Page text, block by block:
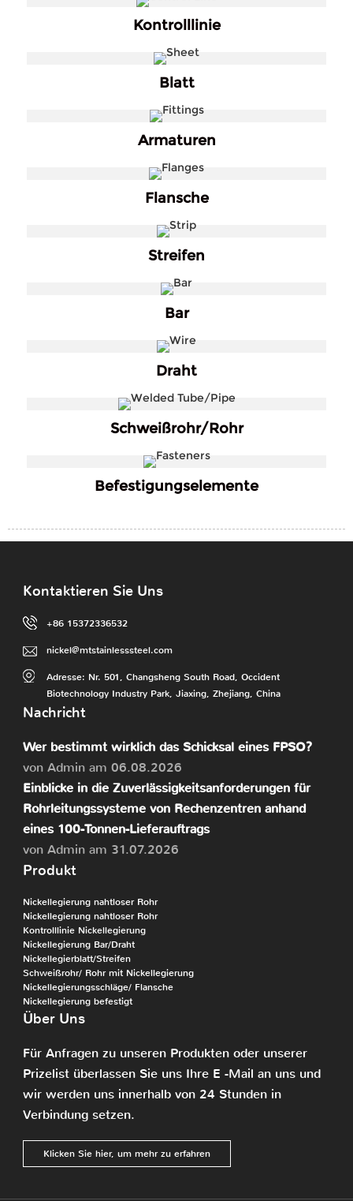
Kontrolllinie
Blatt
Armaturen
Flansche
Streifen
Bar
Draht
Schweißrohr/Rohr
Befestigungselemente
Kontaktieren Sie Uns
+86 15372336532
nickel@mtstainlesssteel.com
Adresse: Nr. 501, Changsheng South Road, Occident
Biotechnology Industry Park, Jiaxing, Zhejiang, China
Nachricht
Wer bestimmt wirklich das Schicksal eines FPSO?
von Admin am 06.08.2026
Einblicke in die Zuverlässigkeitsanforderungen für
Rohrleitungssysteme von Rechenzentren anhand
eines 100-Tonnen-Lieferauftrags
von Admin am 31.07.2026
Produkt
Nickellegierung nahtloser Rohr
Nickellegierung nahtloser Rohr
Kontrolllinie Nickellegierung
Nickellegierung Bar/Draht
Nickellegierblatt/Streifen
Schweißrohr/ Rohr mit Nickellegierung
Nickellegierungsschläge/ Flansche
Nickellegierung befestigt
Über Uns
Für Anfragen zu unseren Produkten oder unserer
Prizelist überlassen Sie uns Ihre E -Mail an uns und
wir werden uns innerhalb von 24 Stunden in
Verbindung setzen.
Klicken Sie hier, um mehr zu erfahren